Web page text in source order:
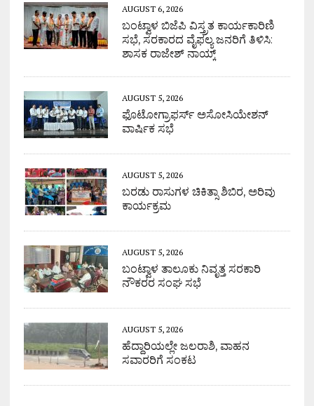
AUGUST 6, 2026
ಬಂಟ್ವಾಳ ಬಿಜೆಪಿ ವಿಸ್ತ್ರತ ಕಾರ್ಯಕಾರಿಣಿ
ಸಭೆ, ಸರಕಾರದ ವೈಫಲ್ಯ ಜನರಿಗೆ ತಿಳಿಸಿ:
ಶಾಸಕ ರಾಜೇಶ್ ನಾಯ್ಕ್
AUGUST 5, 2026
ಫೊಟೋಗ್ರಾಫರ್ಸ್ ಅಸೋಸಿಯೇಶನ್
ವಾರ್ಷಿಕ ಸಭೆ
AUGUST 5, 2026
ಬರಡು ರಾಸುಗಳ ಚಿಕಿತ್ಸಾ ಶಿಬಿರ, ಅರಿವು
ಕಾರ್ಯಕ್ರಮ
AUGUST 5, 2026
ಬಂಟ್ವಾಳ ತಾಲೂಕು ನಿವೃತ್ತ ಸರಕಾರಿ
ನೌಕರರ ಸಂಘ ಸಭೆ
AUGUST 5, 2026
ಹೆದ್ದಾರಿಯಲ್ಲೇ ಜಲರಾಶಿ, ವಾಹನ
ಸವಾರರಿಗೆ ಸಂಕಟ